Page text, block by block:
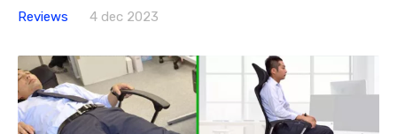
Reviews
4 dec 2023